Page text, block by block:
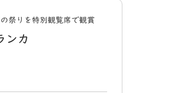
祭りを特別観覧席で観賞
ンカ